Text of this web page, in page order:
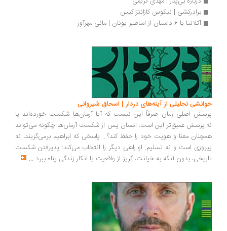
برادرکشی | نیکوس کازانتزاکیس
آتلانتا یا 6 داستان از اساطیر یونان | مانی مهرآور
خوانشی تحلیلی از آینه‌های دردار | اسحاق شیروانی
پرسش اصلی رمان صرفاً این نیست که آیا آرمان‌ها شکست خورده‌اند یا
نه.پرسش عمیق‌تر این است: انسان پس از شکست آرمان‌ها چگونه می‌تواند
همچنان معنا و هویت خود را حفظ کند؟... پاسخی که ابراهیم برمی‌گزیند، نه
پیروزی است و نه تسلیم. او راهی دیگر را انتخاب می‌کند: پذیرفتن شکست
تاریخی، بدون آنکه به خیانت، گریز از واقعیت یا انکار زندگی پناه ببرد ...